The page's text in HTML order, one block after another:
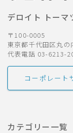
デロイト トーマ
〒100-0005
東京都千代田区丸
代表電話 03-6213-
コーポレート
カテゴリー一覧